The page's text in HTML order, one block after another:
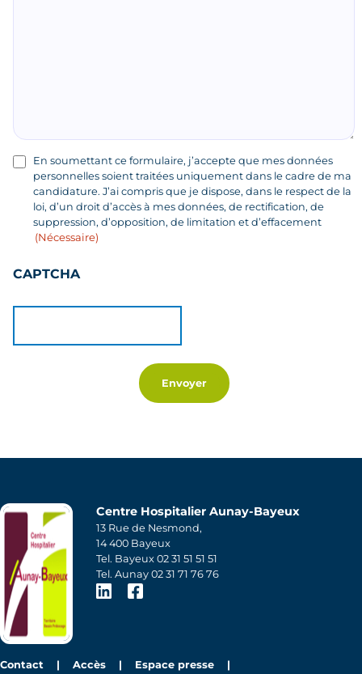
RGPD
(Nécessaire)
En soumettant ce formulaire, j’accepte que mes données
personnelles soient traitées uniquement dans le cadre de ma
candidature. J’ai compris que je dispose, dans le respect de la
loi, d’un droit d’accès à mes données, de rectification, de
suppression, d’opposition, de limitation et d’effacement
(Nécessaire)
CAPTCHA
Centre Hospitalier Aunay-Bayeux
13 Rue de Nesmond,
14 400 Bayeux
Tel. Bayeux 02 31 51 51 51
Tel. Aunay 02 31 71 76 76
LinkedIn
Facebook
Contact Accès Espace presse